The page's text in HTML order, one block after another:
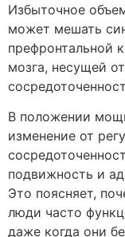
Избыточное
может мешать
префронтальной
мозга, несущей
В положении
изменение от
подвижность и
Это поясняет,
люди часто
даже когда они